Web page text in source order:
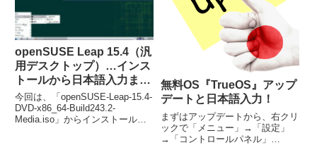
openSUSE Leap 15.4（汎
用デスクトップ）…インス
トールから日本語入力ま
で！
今回は、「openSUSE-Leap-15.4-
DVD-x86_64-Build243.2-
Media.iso」からインストールし
無料OS『TrueOS』アップ
デートと日本語入力！
まずはアップデートから、右クリ
ックで「メニュー」→「設定」
→「コントロールパネル」